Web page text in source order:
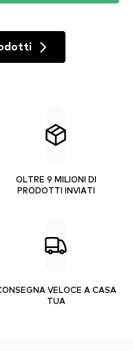
OLTRE 9 MILIONI DI
PRODOTTI INVIATI
VELOCE A CASA
TUA